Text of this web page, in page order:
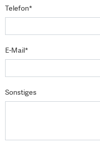
Telefon*
E-Mail*
Sonstiges